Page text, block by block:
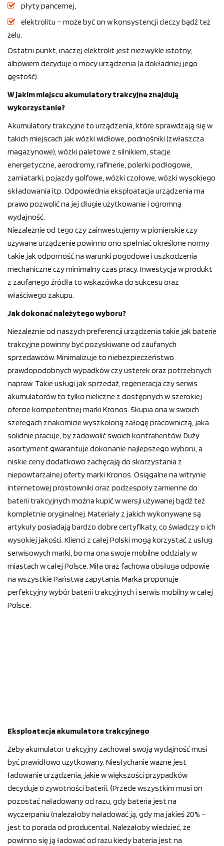
płyty pancernej,
elektrolitu – może być on w konsystencji cieczy bądź też
żelu.
Ostatni punkt, inaczej elektrolit jest niezwykle istotny,
albowiem decyduje o mocy urządzenia (a dokładniej jego
gęstość).
W jakim miejscu akumulatory trakcyjne znajdują
wykorzystanie?
Akumulatory trakcyjne to urządzenia, które sprawdzają się w
takich miejscach jak wózki widłowe, podnośniki (zwłaszcza
magazynowe), wózki paletowe z silnikiem, stacje
energetyczne, aerodromy, rafinerie, polerki podłogowe,
zamiatarki, pojazdy golfowe, wózki czołowe, wózki wysokiego
składowania itp. Odpowiednia eksploatacja urządzenia ma
prawo pozwolić na jej długie użytkowanie i ogromną
wydajność.
Niezależnie od tego czy zainwestujemy w pionierskie czy
używane urządzenie powinno ono spełniać określone normy
takie jak odporność na warunki pogodowe i uszkodzenia
mechaniczne czy minimalny czas pracy. Inwestycja w produkt
z zaufanego źródła to wskazówka do sukcesu oraz
właściwego zakupu.
Jak dokonać należytego wyboru?
Niezależnie od naszych preferencji urządzenia takie jak baterie
trakcyjne powinny być pozyskiwane od zaufanych
sprzedawców. Minimalizuje to niebezpieczeństwo
prawdopodobnych wypadków czy usterek oraz potrzebnych
napraw. Takie usługi jak sprzedaż, regeneracja czy serwis
akumulatorów to tylko nieliczne z dostępnych w szerokiej
ofercie kompetentnej marki Kronos. Skupia ona w swoich
szeregach znakomicie wyszkoloną załogę pracowniczą, jaka
solidnie pracuje, by zadowolić swoich kontrahentów. Duży
asortyment gwarantuje dokonanie najlepszego wyboru, a
niskie ceny dodatkowo zachęcają do skorzystania z
niepowtarzalnej oferty marki Kronos. Osiągalne na witrynie
internetowej prostowniki oraz podzespoły zamienne do
baterii trakcyjnych można kupić w wersji używanej bądź też
kompletnie oryginalnej. Materiały z jakich wykonywane są
artykuły posiadają bardzo dobre certyfikaty, co świadczy o ich
wysokiej jakości. Klienci z całej Polski mogą korzystać z usług
serwisowych marki, bo ma ona swoje mobilne oddziały w
miastach w całej Polsce. Miła oraz fachowa obsługa odpowie
na wszystkie Państwa zapytania. Marka proponuje
perfekcyjny wybór baterii trakcyjnych i serwis mobilny w całej
Polsce.
Eksploatacja akumulatora trakcyjnego
Żeby akumulator trakcyjny zachował swoją wydajność musi
być prawidłowo użytkowany. Niesłychanie ważne jest
ładowanie urządzenia, jakie w większości przypadków
decyduje o żywotności baterii. {Przede wszystkim musi on
pozostać naładowany od razu, gdy bateria jest na
wyczerpaniu (należałoby naładować ją, gdy ma jakieś 20% –
jest to porada od producenta). Należałoby wiedzieć, że
powinno się ją ładować od razu kiedy bateria jest na